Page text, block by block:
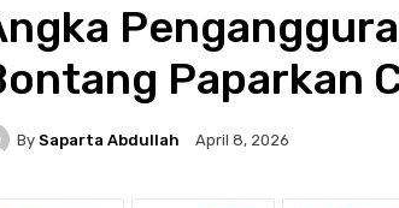
Paparkan
By Saparta Abdullah April 8, 2026